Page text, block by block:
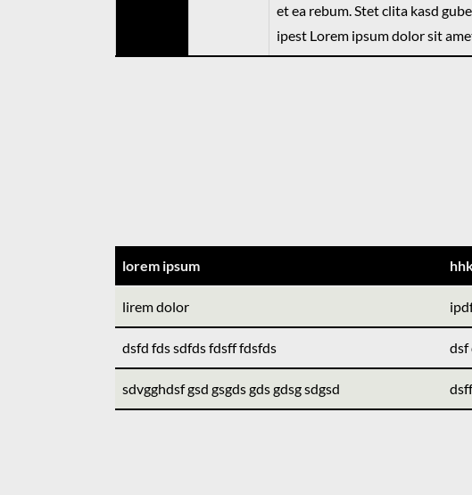
et ea rebum. Stet clita kasd
ipest Lorem ipsum dolor sit
lorem ipsum
lirem dolor
dsfd fds sdfds fdsff fdsfds dsf
sdvgghdsf gsd gsgds gds gdsg sdgsd